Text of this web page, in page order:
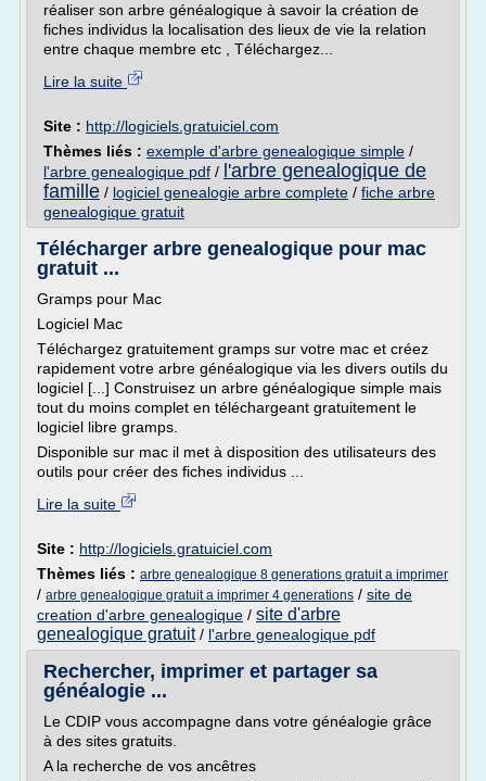
réaliser son arbre généalogique à savoir la création de
fiches individus la localisation des lieux de vie la relation
entre chaque membre etc , Téléchargez...
Lire la suite
Site : http://logiciels.gratuiciel.com
Thèmes liés : exemple d'arbre genealogique simple /
l'arbre genealogique pdf / l'arbre genealogique de
famille / logiciel genealogie arbre complete / fiche arbre
genealogique gratuit
Télécharger arbre genealogique pour mac
gratuit ...
Gramps pour Mac
Logiciel Mac
Téléchargez gratuitement gramps sur votre mac et créez
rapidement votre arbre généalogique via les divers outils du
logiciel [...] Construisez un arbre généalogique simple mais
tout du moins complet en téléchargeant gratuitement le
logiciel libre gramps.
Disponible sur mac il met à disposition des utilisateurs des
outils pour créer des fiches individus ...
Lire la suite
Site : http://logiciels.gratuiciel.com
Thèmes liés : arbre genealogique 8 generations gratuit a imprimer
/ arbre genealogique gratuit a imprimer 4 generations / site de
creation d'arbre genealogique / site d'arbre
genealogique gratuit/ l'arbre genealogique pdf
Rechercher, imprimer et partager sa
généalogie ...
Le CDIP vous accompagne dans votre généalogie grâce
à des sites gratuits.
A la recherche de vos ancêtres